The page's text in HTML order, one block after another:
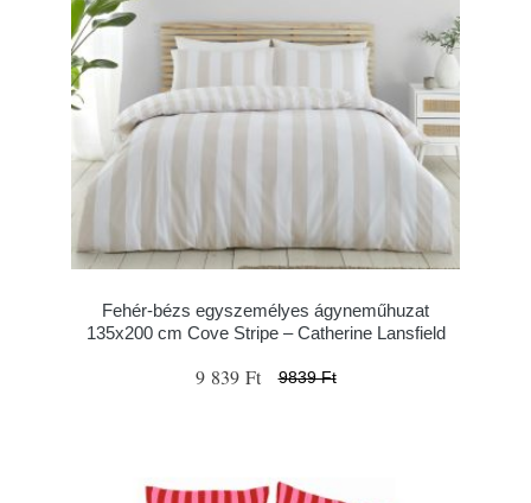
Fehér-bézs egyszemélyes ágyneműhuzat
135x200 cm Cove Stripe – Catherine Lansfield
9 839 Ft 9839 Ft